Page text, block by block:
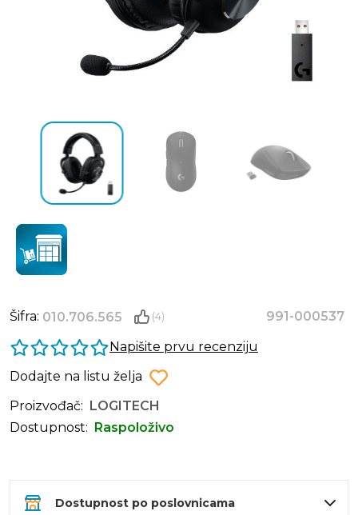
Šifra: 010.706.565 (4)
991-000537
Napišite prvu recenziju
Dodajte na listu želja
Proizvođač:
LOGITECH
Dostupnost:
Raspoloživo
Dostupnost po poslovnicama